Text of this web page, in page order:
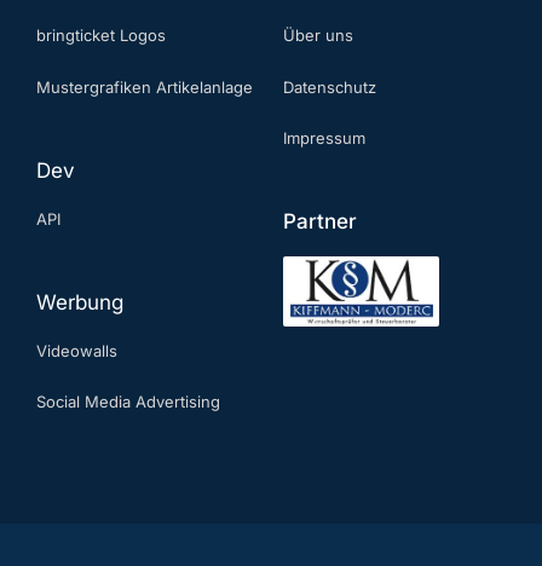
bringticket Logos
Mustergrafiken Artikelanlage
Dev
API
Werbung
Videowalls
Social Media Advertising
Über uns
Datenschutz
Impressum
Partner